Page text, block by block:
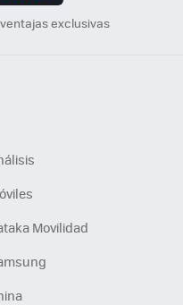
exclusivas
Movilidad